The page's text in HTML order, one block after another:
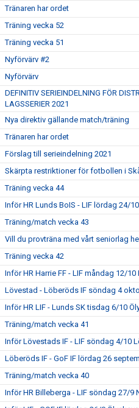
Tränaren har ordet
Träning vecka 52
Träning vecka 51
Nyförvärv #2
Nyförvärv
DEFINITIV SERIEINDELNING FÖR
LAGSSERIER 2021
Nya direktiv gällande match/träning
Tränaren har ordet
Förslag till serieindelning 2021
Skärpta restriktioner för fotbollen i
Träning vecka 44
Inför HR Lunds BoIS - LIF lördag 24/
Träning/match vecka 43
Vill du provträna med vårt seniorlag
Träning vecka 42
Inför HR Harrie FF - LIF måndag 12/
Lövestad - Löberöds IF söndag 4
Inför HR LIF - Lunds SK tisdag 6/10
Träning/match vecka 41
Inför Lövestads IF - LIF söndag 4/10
Löberöds IF - GoF IF lördag 26
Träning/match vecka 40
Inför HR Billeberga - LIF söndag 27/9